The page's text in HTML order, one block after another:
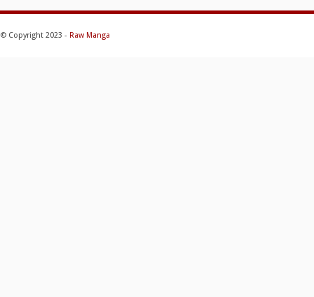
© Copyright 2023 - Raw Manga